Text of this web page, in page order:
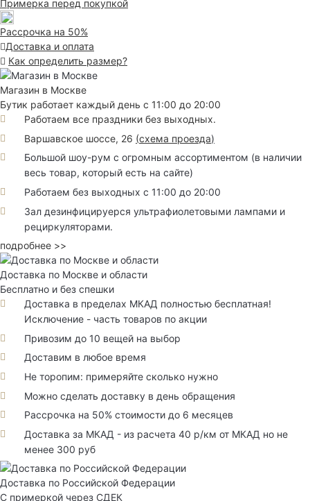
Примерка перед покупкой
Рассрочка на 50%
Доставка и оплата
Как определить размер?
Магазин в Москве
Бутик работает каждый день с 11:00 до 20:00
Работаем все праздники без выходных.
Варшавское шоссе, 26 (схема проезда)
Большой шоу-рум с огромным ассортиментом (в наличии
весь товар, который есть на сайте)
Работаем без выходных с 11:00 до 20:00
Зал дезинфицируерся ультрафиолетовыми лампами и
рециркуляторами.
подробнее >>
Доставка по Москве и области
Бесплатно и без спешки
Доставка в пределах МКАД полностью бесплатная!
Исключение - часть товаров по акции
Привозим до 10 вещей на выбор
Доставим в любое время
Не торопим: примеряйте сколько нужно
Можно сделать доставку в день обращения
Рассрочка на 50% стоимости до 6 месяцев
Доставка за МКАД - из расчета 40 р/км от МКАД но не
менее 300 руб
Доставка по Российской Федерации
С примеркой через СДЕК